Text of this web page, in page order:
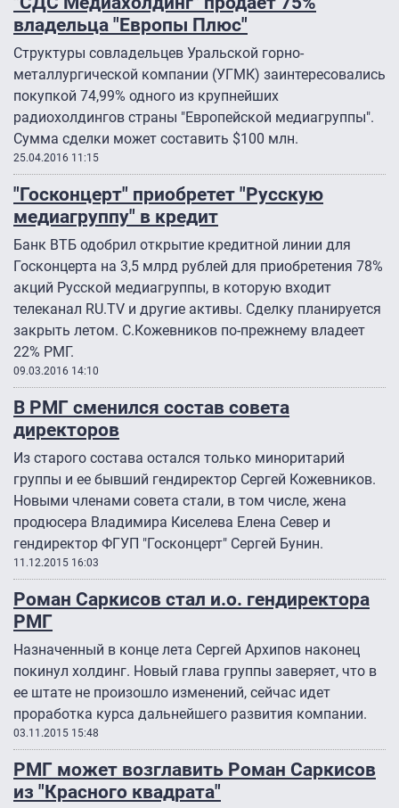
владельца "Европы Плюс"
Структуры совладельцев Уральской горно-
металлургической компании (УГМК) заинтересовались
покупкой 74,99% одного из крупнейших
радиохолдингов страны "Европейской медиагруппы".
Сумма сделки может составить $100 млн.
25.04.2016 11:15
"Госконцерт" приобретет "Русскую
медиагруппу" в кредит
Банк ВТБ одобрил открытие кредитной линии для
Госконцерта на 3,5 млрд рублей для приобретения 78%
акций Русской медиагруппы, в которую входит
телеканал RU.TV и другие активы. Сделку планируется
закрыть летом. С.Кожевников по-прежнему владеет
22% РМГ.
09.03.2016 14:10
В РМГ сменился состав совета
директоров
Из старого состава остался только миноритарий
группы и ее бывший гендиректор Сергей Кожевников.
Новыми членами совета стали, в том числе, жена
продюсера Владимира Киселева Елена Север и
гендиректор ФГУП "Госконцерт" Сергей Бунин.
11.12.2015 16:03
Роман Саркисов стал и.о. гендиректора
РМГ
Назначенный в конце лета Сергей Архипов наконец
покинул холдинг. Новый глава группы заверяет, что в
ее штате не произошло изменений, сейчас идет
проработка курса дальнейшего развития компании.
03.11.2015 15:48
РМГ может возглавить Роман Саркисов
из "Красного квадрата"